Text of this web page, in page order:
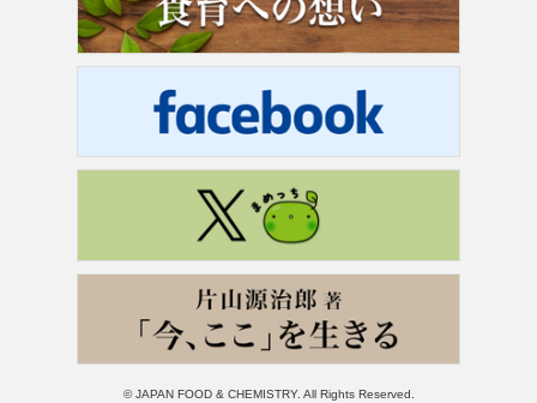
© JAPAN FOOD & CHEMISTRY. All Rights Reserved.